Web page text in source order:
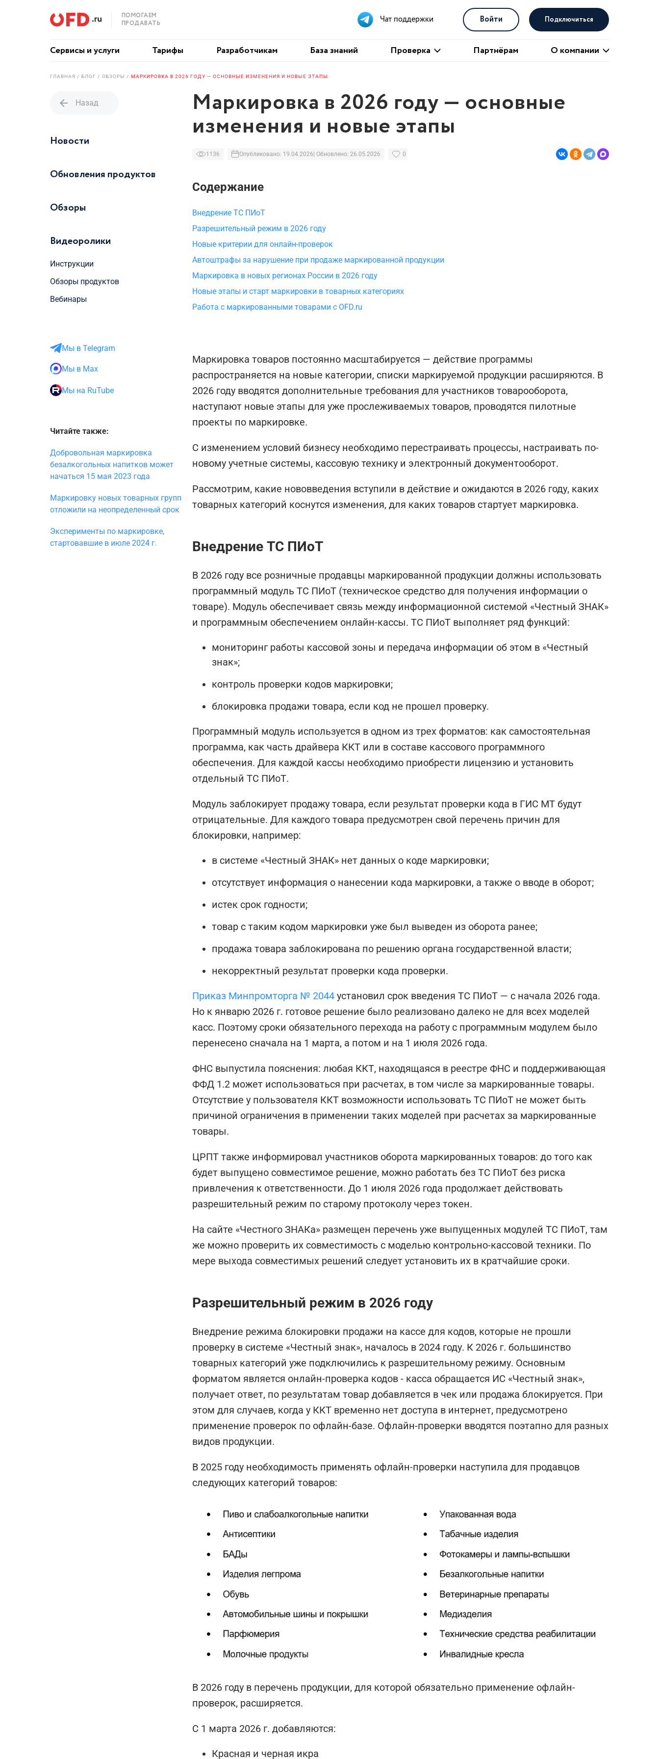
ПОМОГАЕМ
ПРОДАВАТЬ
Чат поддержки Войти Подключиться
Сервисы и услуги Тарифы Разработчикам База знаний Проверка
Проверка Партнёрам О компании
О компании
ГЛАВНАЯ БЛОГ ОБЗОРЫ МАРКИРОВКА В 2026 ГОДУ — ОСНОВНЫЕ ИЗМЕНЕНИЯ И НОВЫЕ ЭТАПЫ
arrow_back Назад
Новости
Обновления продуктов
Обзоры
Видеоролики
Инструкции
Обзоры продуктов
Вебинары
Мы в Telegram
Мы в Max
Мы на RuTube
Читайте также:
Добровольная маркировка
безалкогольных напитков может
начаться 15 мая 2023 года
Маркировку новых товарных групп
отложили на неопределенный срок
Эксперименты по маркировке,
стартовавшие в июле 2024 г.
Маркировка в 2026 году — основные
изменения и новые этапы
1136 Опубликовано: 19.04.2026 | Обновлено: 26.05.2026 0
Содержание
Внедрение ТС ПИоТ
Разрешительный режим в 2026 году
Новые критерии для онлайн-проверок
Автоштрафы за нарушение при продаже маркированной продукции
Маркировка в новых регионах России в 2026 году
Новые этапы и старт маркировки в товарных категориях
Работа с маркированными товарами с OFD.ru
Маркировка товаров постоянно масштабируется — действие программы
распространяется на новые категории, списки маркируемой продукции расширяются. В
2026 году вводятся дополнительные требования для участников товарооборота,
наступают новые этапы для уже прослеживаемых товаров, проводятся пилотные
проекты по маркировке.
С изменением условий бизнесу необходимо перестраивать процессы, настраивать по-
новому учетные системы, кассовую технику и электронный документооборот.
Рассмотрим, какие нововведения вступили в действие и ожидаются в 2026 году, каких
товарных категорий коснутся изменения, для каких товаров стартует маркировка.
Внедрение ТС ПИоТ
В 2026 году все розничные продавцы маркированной продукции должны использовать
программный модуль ТС ПИоТ (техническое средство для получения информации о
товаре). Модуль обеспечивает связь между информационной системой «Честный ЗНАК»
и программным обеспечением онлайн-кассы. ТС ПИоТ выполняет ряд функций:
мониторинг работы кассовой зоны и передача информации об этом в «Честный
знак»;
контроль проверки кодов маркировки;
блокировка продажи товара, если код не прошел проверку.
Программный модуль используется в одном из трех форматов: как самостоятельная
программа, как часть драйвера ККТ или в составе кассового программного
обеспечения. Для каждой кассы необходимо приобрести лицензию и установить
отдельный ТС ПИоТ.
Модуль заблокирует продажу товара, если результат проверки кода в ГИС МТ будут
отрицательные. Для каждого товара предусмотрен свой перечень причин для
блокировки, например:
в системе «Честный ЗНАК» нет данных о коде маркировки;
отсутствует информация о нанесении кода маркировки, а также о вводе в оборот;
истек срок годности;
товар с таким кодом маркировки уже был выведен из оборота ранее;
продажа товара заблокирована по решению органа государственной власти;
некорректный результат проверки кода проверки.
Приказ Минпромторга № 2044 установил срок введения ТС ПИоТ — с начала 2026 года.
Но к январю 2026 г. готовое решение было реализовано далеко не для всех моделей
касс. Поэтому сроки обязательного перехода на работу с программным модулем было
перенесено сначала на 1 марта, а потом и на 1 июля 2026 года.
ФНС выпустила пояснения: любая ККТ, находящаяся в реестре ФНС и поддерживающая
ФФД 1.2 может использоваться при расчетах, в том числе за маркированные товары.
Отсутствие у пользователя ККТ возможности использовать ТС ПИоТ не может быть
причиной ограничения в применении таких моделей при расчетах за маркированные
товары.
ЦРПТ также информировал участников оборота маркированных товаров: до того как
будет выпущено совместимое решение, можно работать без ТС ПИоТ без риска
привлечения к ответственности. До 1 июля 2026 года продолжает действовать
разрешительный режим по старому протоколу через токен.
На сайте «Честного ЗНАКа» размещен перечень уже выпущенных модулей ТС ПИоТ, там
же можно проверить их совместимость с моделью контрольно-кассовой техники. По
мере выхода совместимых решений следует установить их в кратчайшие сроки.
Разрешительный режим в 2026 году
Внедрение режима блокировки продажи на кассе для кодов, которые не прошли
проверку в системе «Честный знак», началось в 2024 году. К 2026 г. большинство
товарных категорий уже подключились к разрешительному режиму. Основным
форматом является онлайн-проверка кодов - касса обращается ИС «Честный знак»,
получает ответ, по результатам товар добавляется в чек или продажа блокируется. При
этом для случаев, когда у ККТ временно нет доступа в интернет, предусмотрено
применение проверок по офлайн-базе. Офлайн-проверки вводятся поэтапно для разных
видов продукции.
В 2025 году необходимость применять офлайн-проверки наступила для продавцов
следующих категорий товаров:
В 2026 году в перечень продукции, для которой обязательно применение офлайн-
проверок, расширяется.
С 1 марта 2026 г. добавляются:
Красная и черная икра